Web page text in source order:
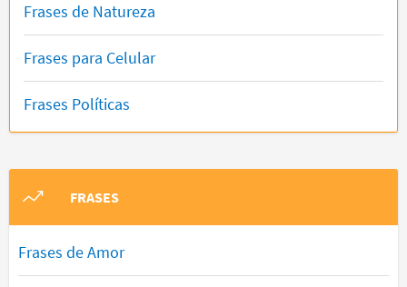
Frases de Natureza
Frases para Celular
Frases Políticas
FRASES
Frases de Amor